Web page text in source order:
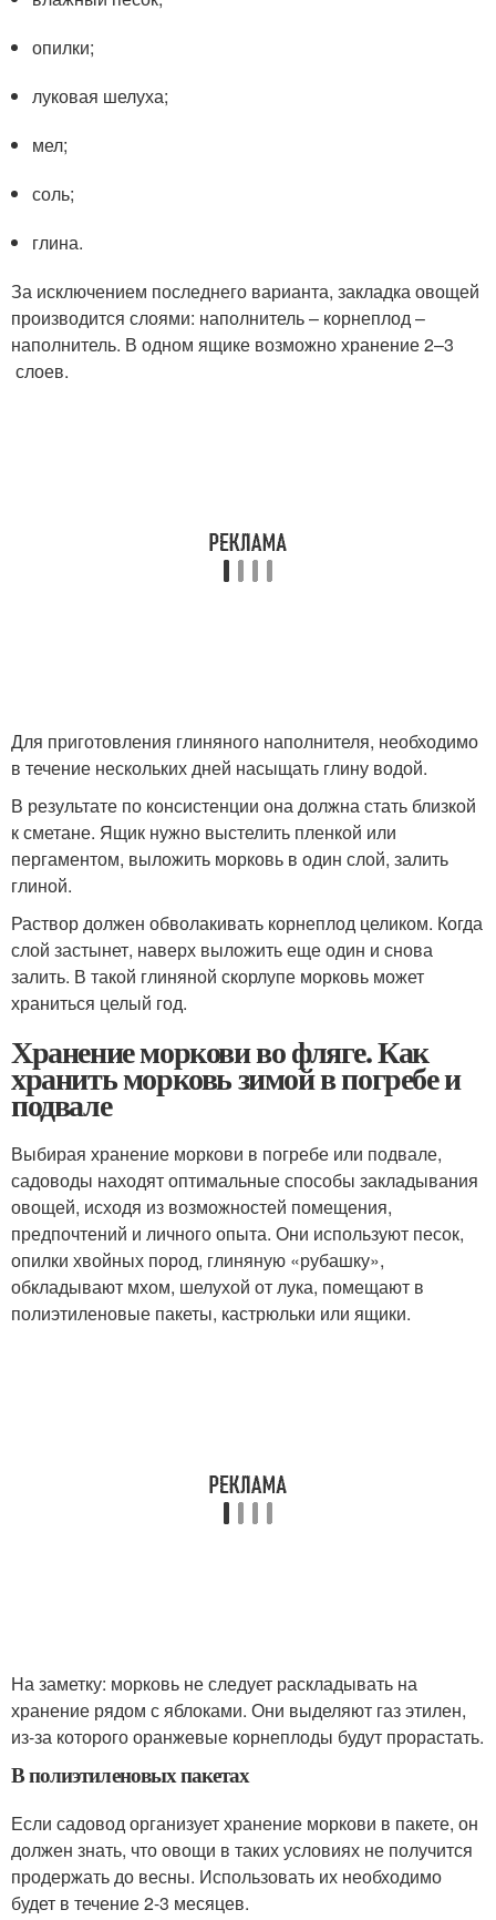
опилки;
луковая шелуха;
мел;
соль;
глина.
За исключением последнего варианта, закладка овощей
производится слоями: наполнитель – корнеплод –
наполнитель. В одном ящике возможно хранение 2–3
слоев.
Для приготовления глиняного наполнителя, необходимо
в течение нескольких дней насыщать глину водой.
В результате по консистенции она должна стать близкой
к сметане. Ящик нужно выстелить пленкой или
пергаментом, выложить морковь в один слой, залить
глиной.
Раствор должен обволакивать корнеплод целиком. Когда
слой застынет, наверх выложить еще один и снова
залить. В такой глиняной скорлупе морковь может
храниться целый год.
Хранение моркови во фляге. Как
хранить морковь зимой в погребе и
подвале
Выбирая хранение моркови в погребе или подвале,
садоводы находят оптимальные способы закладывания
овощей, исходя из возможностей помещения,
предпочтений и личного опыта. Они используют песок,
опилки хвойных пород, глиняную «рубашку»,
обкладывают мхом, шелухой от лука, помещают в
полиэтиленовые пакеты, кастрюльки или ящики.
На заметку: морковь не следует раскладывать на
хранение рядом с яблоками. Они выделяют газ этилен,
из-за которого оранжевые корнеплоды будут прорастать.
В полиэтиленовых пакетах
Если садовод организует хранение моркови в пакете, он
должен знать, что овощи в таких условиях не получится
продержать до весны. Использовать их необходимо
будет в течение 2-3 месяцев.